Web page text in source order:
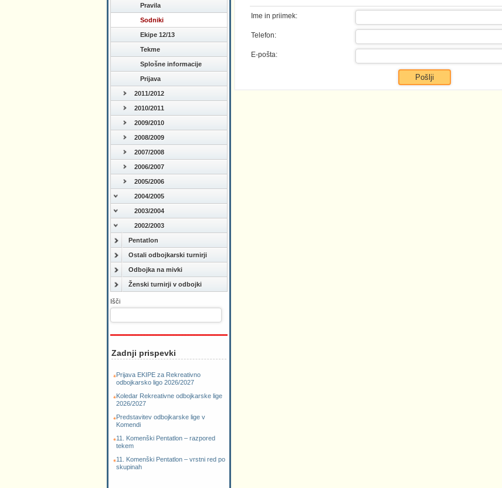
Pravila
Sodniki
Ekipe 12/13
Tekme
Splošne informacije
Prijava
2011/2012
2010/2011
2009/2010
2008/2009
2007/2008
2006/2007
2005/2006
2004/2005
2003/2004
2002/2003
Pentatlon
Ostali odbojkarski turnirji
Odbojka na mivki
Ženski turnirji v odbojki
Išči
Zadnji prispevki
Prijava EKIPE za Rekreativno
odbojkarsko ligo 2026/2027
Koledar Rekreativne odbojkarske lige
2026/2027
Predstavitev odbojkarske lige v
Komendi
11. Komenški Pentatlon – razpored
tekem
11. Komenški Pentatlon – vrstni red po
skupinah
Ime in priimek:
Telefon:
E-pošta: